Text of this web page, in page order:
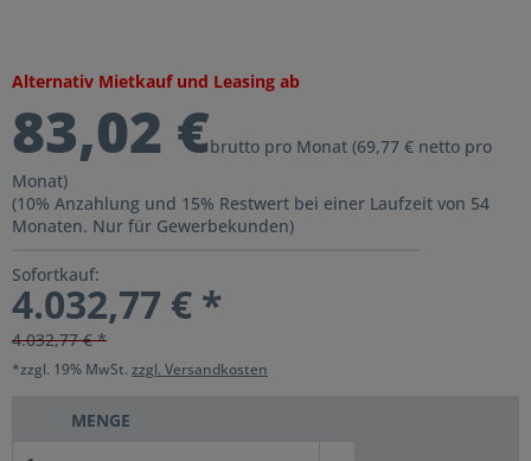
Alternativ Mietkauf und Leasing ab
83,02 €brutto pro Monat (69,77 € netto pro
Monat)
(10% Anzahlung und 15% Restwert bei einer Laufzeit von 54
Monaten. Nur für Gewerbekunden)
Sofortkauf:
4.032,77 € *
4.032,77 € *
*zzgl. 19% MwSt. zzgl. Versandkosten
MENGE